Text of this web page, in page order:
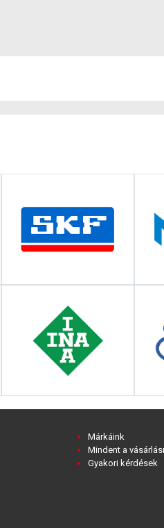
Márkáink
Mindent a
Gyakori kérdések